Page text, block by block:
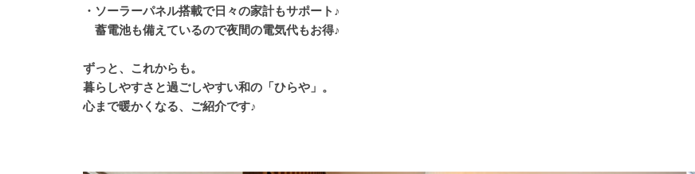
・ソーラーパネル搭載で日々の家計もサポート♪
蓄電池も備えているので夜間の電気代もお得♪
ずっと、これからも。
暮らしやすさと過ごしやすい和の「ひらや」。
心まで暖かくなる、ご紹介です♪